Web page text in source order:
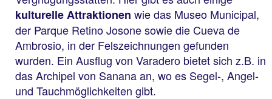
kulturelle Attraktionen wie das Museo Municipal,
der Parque Retino Josone sowie die Cueva de
Ambrosio, in der Felszeichnungen gefunden
wurden. Ein Ausflug von Varadero bietet sich z.B. in
das Archipel von Sanana an, wo es Segel-, Angel-
und Tauchmöglichkeiten gibt.